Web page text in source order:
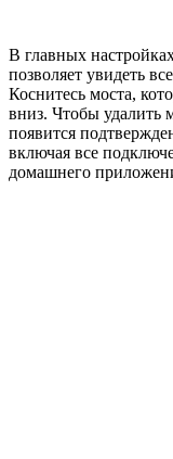
В главных
позволяет увидеть
Коснитесь моста,
вниз. Чтобы удалить
появится
включая все
домашнего